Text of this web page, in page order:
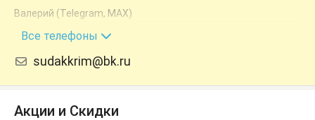
Валерий (Telegram, MAX)
+7 (978) 817-79-49
Все телефоны
sudakkrim@bk.ru
Акции и Скидки